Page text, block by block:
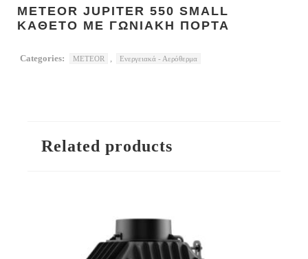
METEOR JUPITER 550 SMALL
ΚΑΘΕΤΟ ΜΕ ΓΩΝΙΑΚΗ ΠΟΡΤΑ
Categories: METEOR , Ενεργειακά - Αερόθερμα
Related products